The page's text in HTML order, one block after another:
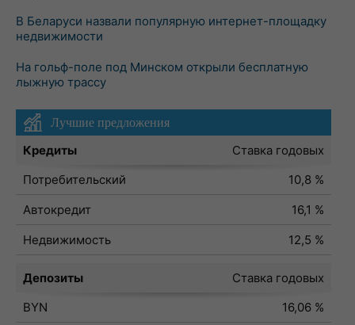
В Беларуси назвали популярную интернет-площадку
недвижимости
На гольф-поле под Минском открыли бесплатную
лыжную трассу
Лучшие предложения
Кредиты
Ставка годовых
Потребительский
10,8 %
Автокредит
16,1 %
Недвижимость
12,5 %
Депозиты
Ставка годовых
BYN
16,06 %